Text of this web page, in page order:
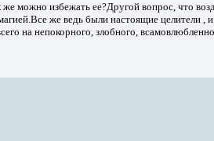
можно избежать ее?Другой вопрос, что
же ведь были настоящие целители ,
на непокорного, злобного,